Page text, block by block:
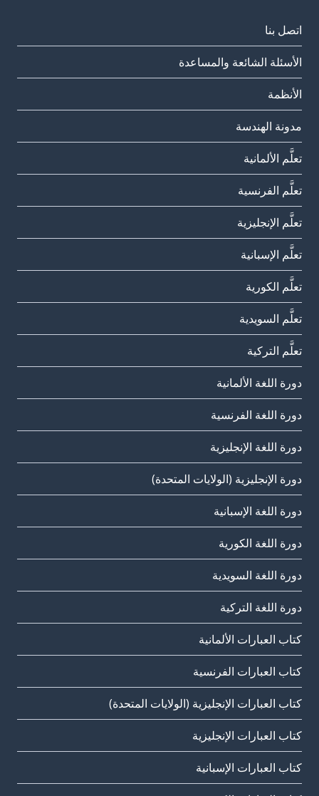
اتصل بنا
الأسئلة الشائعة والمساعدة
الأنظمة
مدونة الهندسة
تعلَّم الألمانية
تعلَّم الفرنسية
تعلَّم الإنجليزية
تعلَّم الإسبانية
تعلَّم الكورية
تعلَّم السويدية
تعلَّم التركية
دورة اللغة الألمانية
دورة اللغة الفرنسية
دورة اللغة الإنجليزية
دورة الإنجليزية (الولايات المتحدة)
دورة اللغة الإسبانية
دورة اللغة الكورية
دورة اللغة السويدية
دورة اللغة التركية
كتاب العبارات الألمانية
كتاب العبارات الفرنسية
كتاب العبارات الإنجليزية (الولايات المتحدة)
كتاب العبارات الإنجليزية
كتاب العبارات الإسبانية